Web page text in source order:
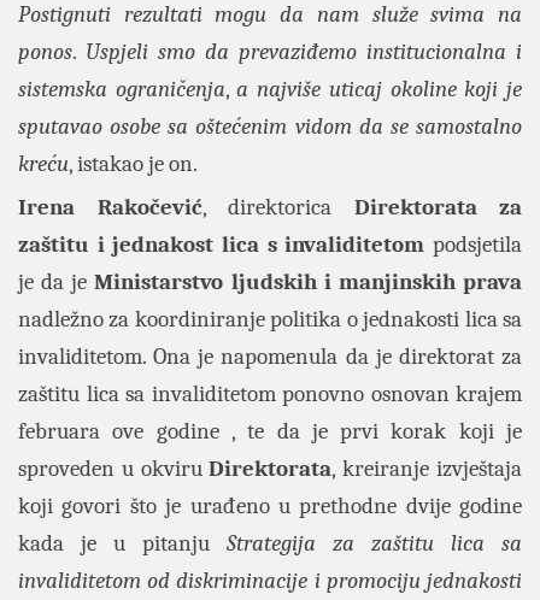
Postignuti rezultati mogu da nam služe svima na
ponos. Uspjeli smo da prevaziđemo institucionalna i
sistemska ograničenja,a najviše uticaj okoline koji je
sputavao osobe sa oštećenim vidom da se samostalno
kreću, istakao je on.
Irena Rakočević, direktorica Direktorata za
zaštitu i jednakost lica s invaliditetom podsjetila
je da jeMinistarstvo ljudskih i manjinskih prava
nadležno za koordiniranje politika o jednakosti lica sa
invaliditetom. Ona je napomenula da je direktorat za
zaštitu lica sa invaliditetom ponovno osnovan krajem
februara ove godine , te da je prvi korak koji je
sproveden u okviruDirektorata, kreiranje izvještaja
koji govori što je urađeno u prethodne dvije godine
kada je u pitanju Strategija za zaštitu lica sa
invaliditetom od diskriminacije i promociju jednakosti